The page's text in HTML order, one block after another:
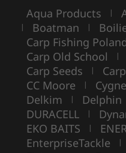
Aqua Products |
| Boatman |
Carp Fishing
Carp Old School |
Carp Seeds |
CC Moore |
Delkim | Delphin
DURACELL |
EKO BAITS |
EnterpriseTackle |